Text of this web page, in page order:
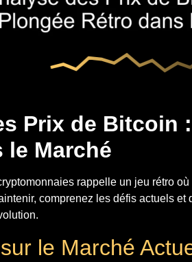
Prix de Bitcoin
le Marché
rappelle un jeu rétro
comprenez les défis actuels
le Marché